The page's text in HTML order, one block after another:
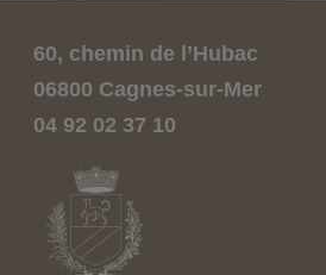
60, chemin de l’Hubac
06800 Cagnes-sur-Mer
04 92 02 37 10